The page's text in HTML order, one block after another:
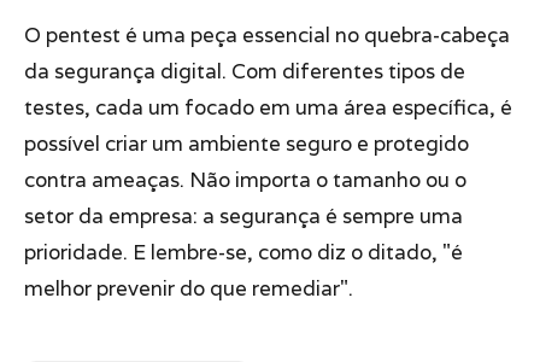
O pentest é uma peça essencial no quebra-cabeça
da segurança digital. Com diferentes tipos de
testes, cada um focado em uma área específica, é
possível criar um ambiente seguro e protegido
contra ameaças. Não importa o tamanho ou o
setor da empresa: a segurança é sempre uma
prioridade. E lembre-se, como diz o ditado, "é
melhor prevenir do que remediar".